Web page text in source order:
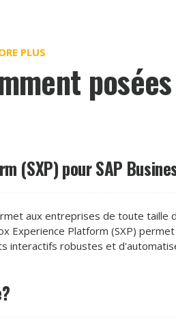
PLUS
posées
(SXP) pour SAP
aux entreprises de toute
Experience Platform (SXP)
interactifs robustes et